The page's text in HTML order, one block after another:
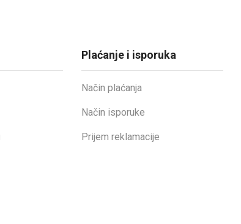
Plaćanje i isporuka
Način plaćanja
Način isporuke
Prijem reklamacije